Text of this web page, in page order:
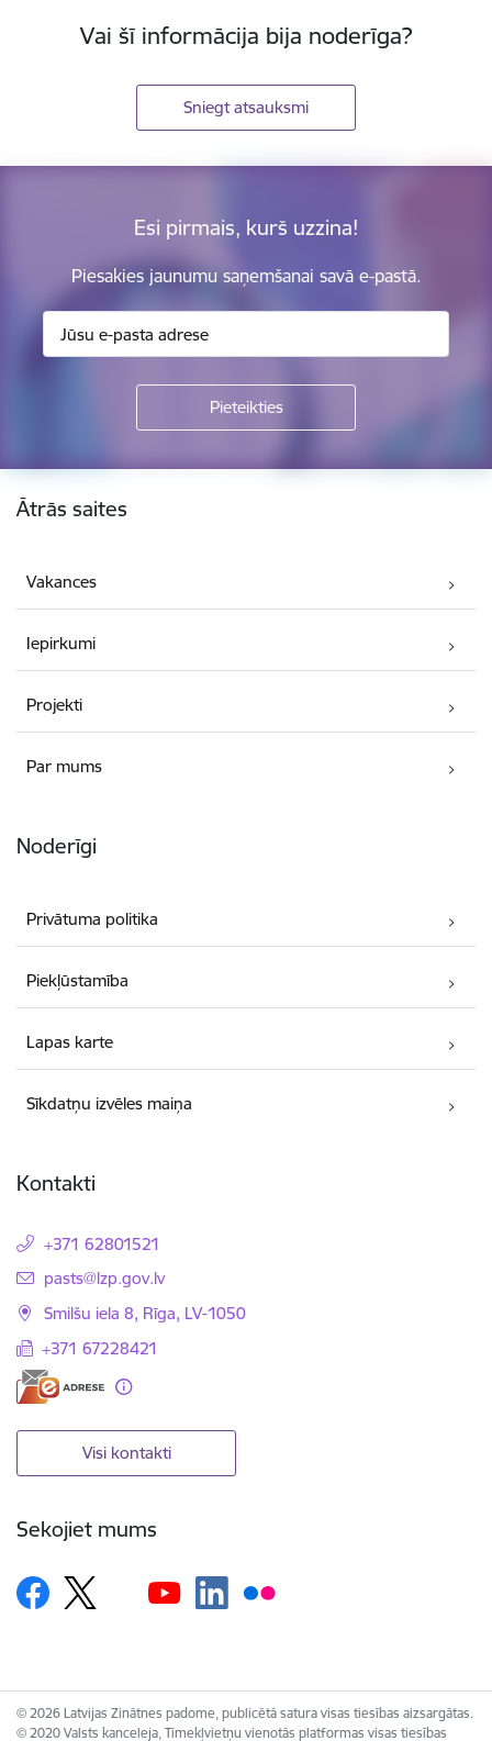
Vai šī informācija bija noderīga?
Sniegt atsauksmi
Esi pirmais, kurš uzzina!
Piesakies jaunumu saņemšanai savā e-pastā.
Kājene
Ātrās saites
Vakances
Iepirkumi
Projekti
Par mums
Noderīgi
Privātuma politika
Piekļūstamība
Lapas karte
Sīkdatņu izvēles maiņa
Kontakti
+371 62801521
E-pasts:
pasts@lzp.gov.lv
Smilšu iela 8, Rīga, LV-1050
+371 67228421
Visi kontakti
Sekojiet mums
© 2026 Latvijas Zinātnes padome, publicētā satura visas tiesības aizsargātas.
© 2020 Valsts kanceleja, Tīmekļvietņu vienotās platformas visas tiesības